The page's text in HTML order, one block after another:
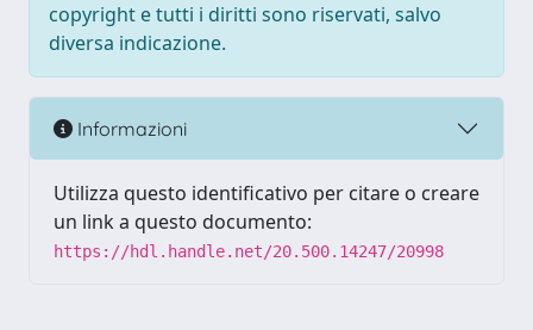
copyright e tutti i diritti sono riservati, salvo
diversa indicazione.
Informazioni
Utilizza questo identificativo per citare o creare
un link a questo documento:
https://hdl.handle.net/20.500.14247/20998